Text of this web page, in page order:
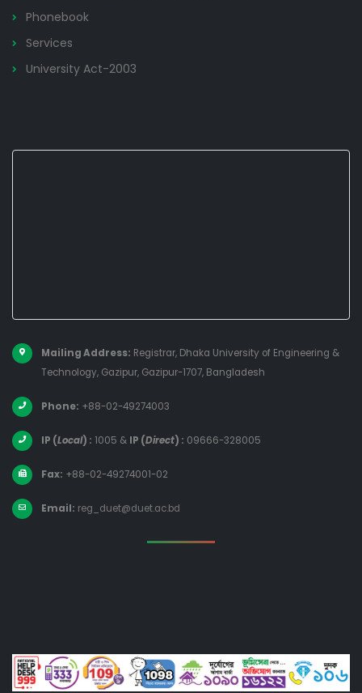
Phonebook
Services
University Act-2003
Mailing Address: Registrar, Dhaka University of Engineering &
Technology, Gazipur, Gazipur-1707, Bangladesh
Phone: +88-02-49274003
IP (Local) : 1005 & IP (Direct) : 09666-328005
Fax: +88-02-49274001-02
Email: reg_duet@duet.ac.bd